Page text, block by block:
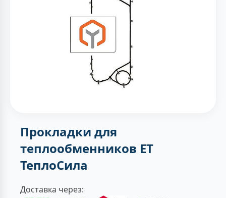
Прокладки для
теплообменников ЕТ
ТеплоСила
Доставка через: